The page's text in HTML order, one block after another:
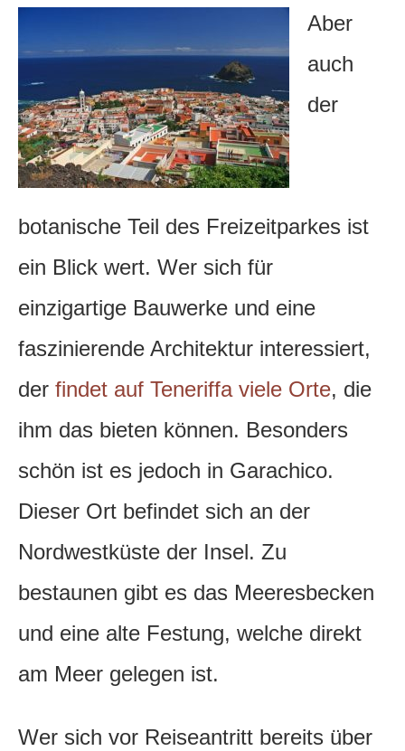
Aber
auch
der
botanische Teil des Freizeitparkes ist
ein Blick wert. Wer sich für
einzigartige Bauwerke und eine
faszinierende Architektur interessiert,
der findet auf Teneriffa viele Orte, die
ihm das bieten können. Besonders
schön ist es jedoch in Garachico.
Dieser Ort befindet sich an der
Nordwestküste der Insel. Zu
bestaunen gibt es das Meeresbecken
und eine alte Festung, welche direkt
am Meer gelegen ist.
Wer sich vor Reiseantritt bereits über